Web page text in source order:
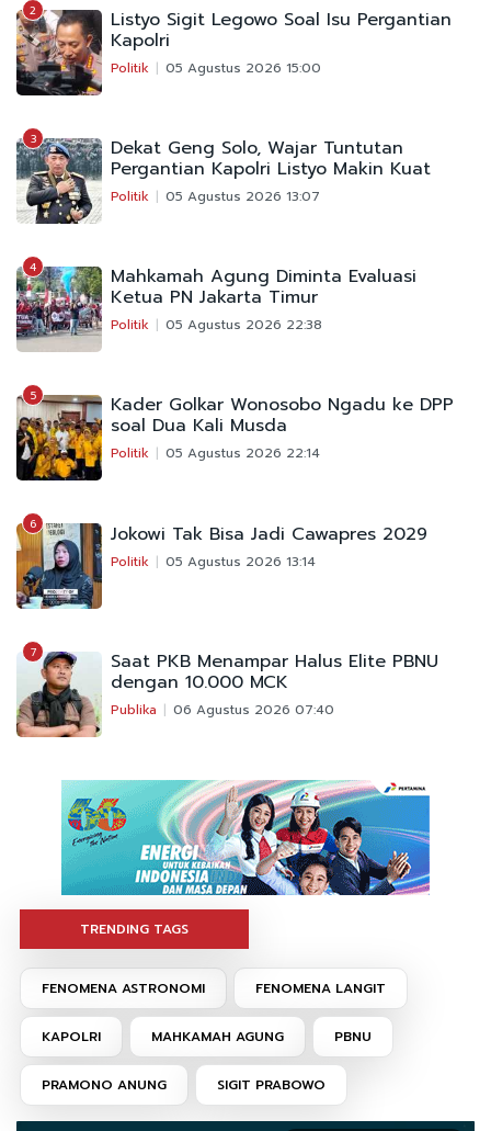
2 Listyo Sigit Legowo Soal Isu Pergantian
Kapolri
Politik 05 Agustus 2026 15:00
3 Dekat Geng Solo, Wajar Tuntutan
Pergantian Kapolri Listyo Makin Kuat
Politik 05 Agustus 2026 13:07
4 Mahkamah Agung Diminta Evaluasi
Ketua PN Jakarta Timur
Politik 05 Agustus 2026 22:38
5 Kader Golkar Wonosobo Ngadu ke DPP
soal Dua Kali Musda
Politik 05 Agustus 2026 22:14
6 Jokowi Tak Bisa Jadi Cawapres 2029
Politik 05 Agustus 2026 13:14
7 Saat PKB Menampar Halus Elite PBNU
dengan 10.000 MCK
Publika 06 Agustus 2026 07:40
TRENDING TAGS
FENOMENA ASTRONOMI FENOMENA LANGIT
KAPOLRI MAHKAMAH AGUNG PBNU
PRAMONO ANUNG SIGIT PRABOWO